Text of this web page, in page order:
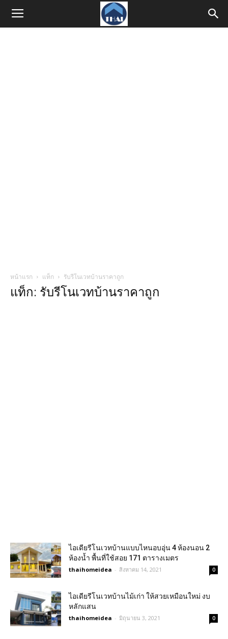
หน้าแรก แท็ก รับรีโนเวทบ้านราคาถูก
แท็ก: รับรีโนเวทบ้านราคาถูก
ไอเดียรีโนเวทบ้านแบบไหนอบอุ่น 4 ห้องนอน 2
ห้องน้ำ พื้นที่ใช้สอย 171 ตารางเมตร
thaihomeidea - สิงหาคม 14, 2021 0
ไอเดียรีโนเวทบ้านไม้เก่า ให้สวยเหมือนใหม่ งบ
หลักแสน
thaihomeidea - มิถุนายน 3, 2021 0